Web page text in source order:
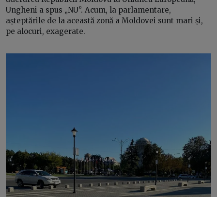
Ungheni a spus „NU”. Acum, la parlamentare,
așteptările de la această zonă a Moldovei sunt mari și,
pe alocuri, exagerate.